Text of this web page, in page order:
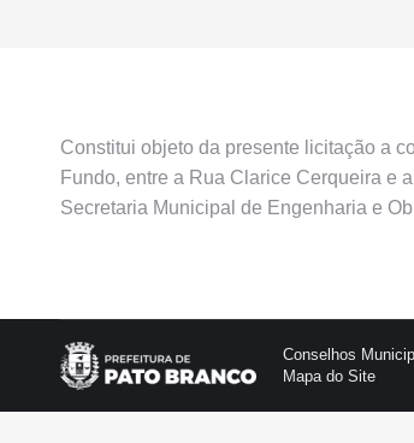
Constitui objeto da presente licitação a
Fundo, entre a Rua Clarice Cerqueira e
Secretaria Municipal de Engenharia e
Conselhos
Mapa do Site